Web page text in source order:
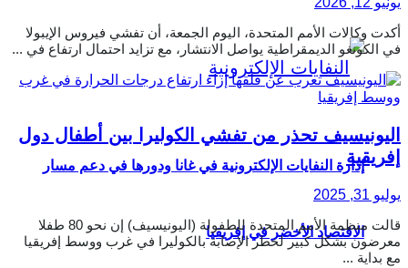
إدارة النفايات الإلكترونية في غانا ودورها في دعم مسار
الاقتصاد الأخضر في إفريقيا
أكدت وكالات الأمم المتحدة، اليوم الجمعة، أن تفشي فيروس الإيبولا
في الكونغو الديمقراطية يواصل الانتشار، مع تزايد احتمال ارتفاع في ...
اليونيسيف تحذر من تفشي الكوليرا بين أطفال دول
إفريقية
يوليو 31, 2025
قالت منظمة الأمم المتحدة للطفولة (اليونيسيف) إن نحو 80 طفلا
معرضون بشكل كبير لخطر الإصابة بالكوليرا في غرب ووسط إفريقيا
مع بداية ...